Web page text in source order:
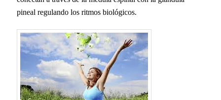
pineal regulando los ritmos biológicos.